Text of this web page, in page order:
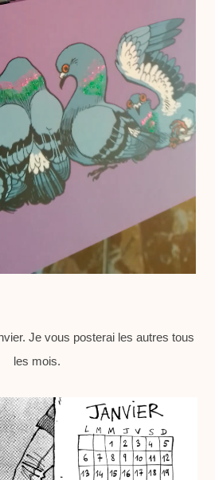
Je vous posterai les autres tous
les mois.